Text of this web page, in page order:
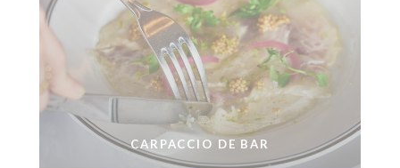
CARPACCIO DE BAR